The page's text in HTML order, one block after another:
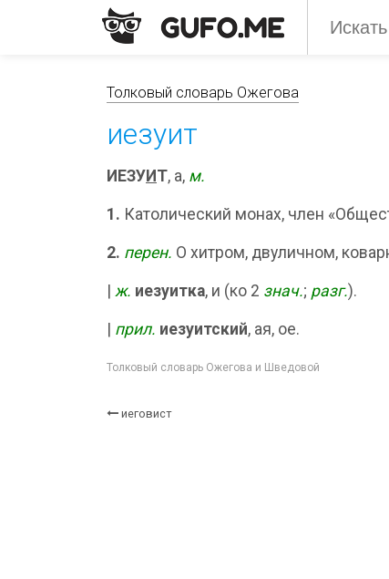
Толковый словарь Ожегова
иезуит
ИЕЗУИ Т, а, м.
1. Католический монах, член
2. перен. О хитром, двуличном,
ж. иезуитка, и (ко 2 знач.; разг.).
прил. иезуитский, ая, ое.
Толковый словарь Ожегова и Шведовой
иеговист